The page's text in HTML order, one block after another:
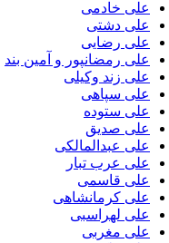
و آمین بند
وکیلی
تبار